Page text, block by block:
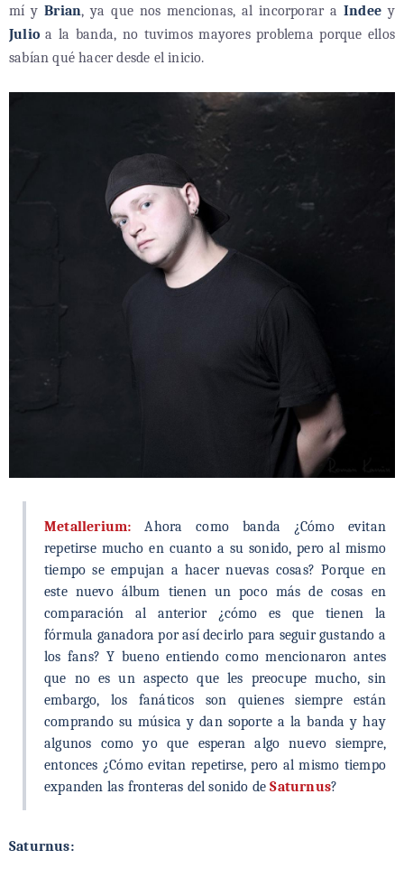
mí yBrian, ya que nos mencionas, al incorporar a Indee y
Julio a la banda, no tuvimos mayores problema porque ellos
sabían qué hacer desde el inicio.
Metallerium: Ahora como banda ¿Cómo evitan
repetirse mucho en cuanto a su sonido, pero al mismo
tiempo se empujan a hacer nuevas cosas? Porque en
este nuevo álbum tienen un poco más de cosas en
comparación al anterior ¿cómo es que tienen la
fórmula ganadora por así decirlo para seguir gustando a
los fans? Y bueno entiendo como mencionaron antes
que no es un aspecto que les preocupe mucho, sin
embargo, los fanáticos son quienes siempre están
comprando su música y dan soporte a la banda y hay
algunos como yo que esperan algo nuevo siempre,
entonces ¿Cómo evitan repetirse, pero al mismo tiempo
expanden las fronteras del sonido deSaturnus?
Saturnus: